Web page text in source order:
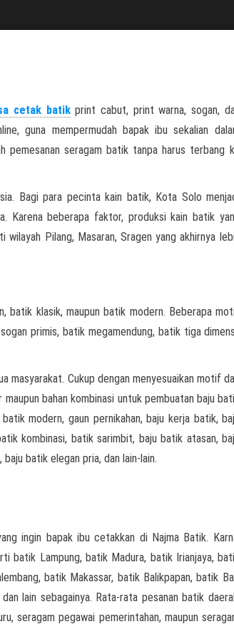
cetak batikprint cabut, print warna, sogan,
guna mempermudah bapak ibu sekalian
pemesanan seragam batik tanpa harus terbang
Bagi para pecinta kain batik, Kota Solo
Karena beberapa faktor, produksi kain batik
Pilang, Masaran, Sragen yang akhirnya
batik klasik, maupun batik modern. Beberapa
primis, batik megamendung, batik tiga
masyarakat. Cukup dengan menyesuaikan motif
bahan kombinasi untuk pembuatan baju
modern, gaun pernikahan, baju kerja batik,
kombinasi, batik sarimbit, baju batik atasan,
batik elegan pria, dan lain-lain.
ingin bapak ibu cetakkan di Najma Batik.
batik Lampung, batik Madura, batik Irianjaya,
batik Makassar, batik Balikpapan, batik
lain sebagainya. Rata-rata pesanan batik
seragam pegawai pemerintahan, maupun